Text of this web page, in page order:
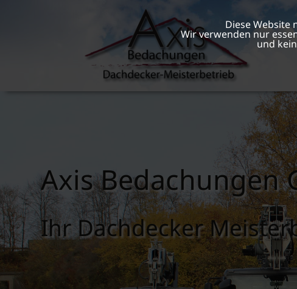
Diese Website
Wir verwenden nur
und
Axis Bedachungen
Ihr Dachdecker